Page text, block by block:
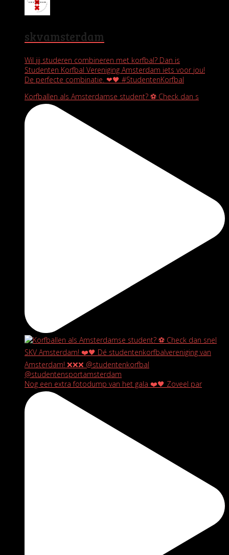
skvamsterdam
Wil jij studeren combineren met korfbal? Dan is
Studenten Korfbal Vereniging Amsterdam iets voor jou!
De perfecte combinatie. ❤🖤 #StudentenKorfbal
Korfballen als Amsterdamse student? ⚽️ Check dan s
Nog een extra fotodump van het gala ❤️🖤 Zoveel par